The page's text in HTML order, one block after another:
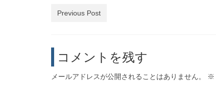
Previous Post
コメントを残す
メールアドレスが公開されることはありません。 ※